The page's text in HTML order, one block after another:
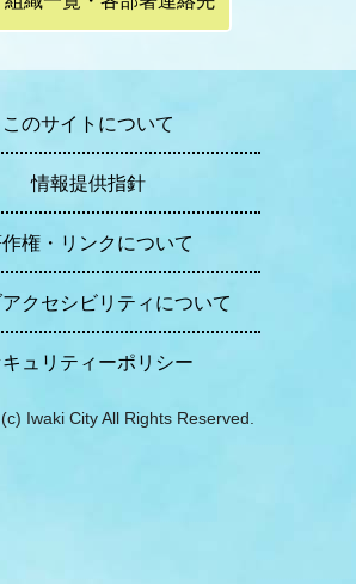
このサイトについて
情報提供指針
権・リンクについて
クセシビリティについて
キュリティーポリシー
Iwaki City All Rights Reserved.